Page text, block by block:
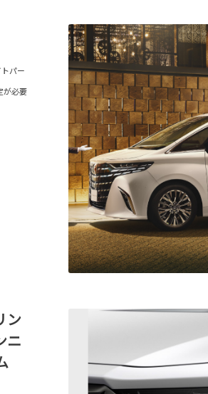
パー
が必要
ン
ニ